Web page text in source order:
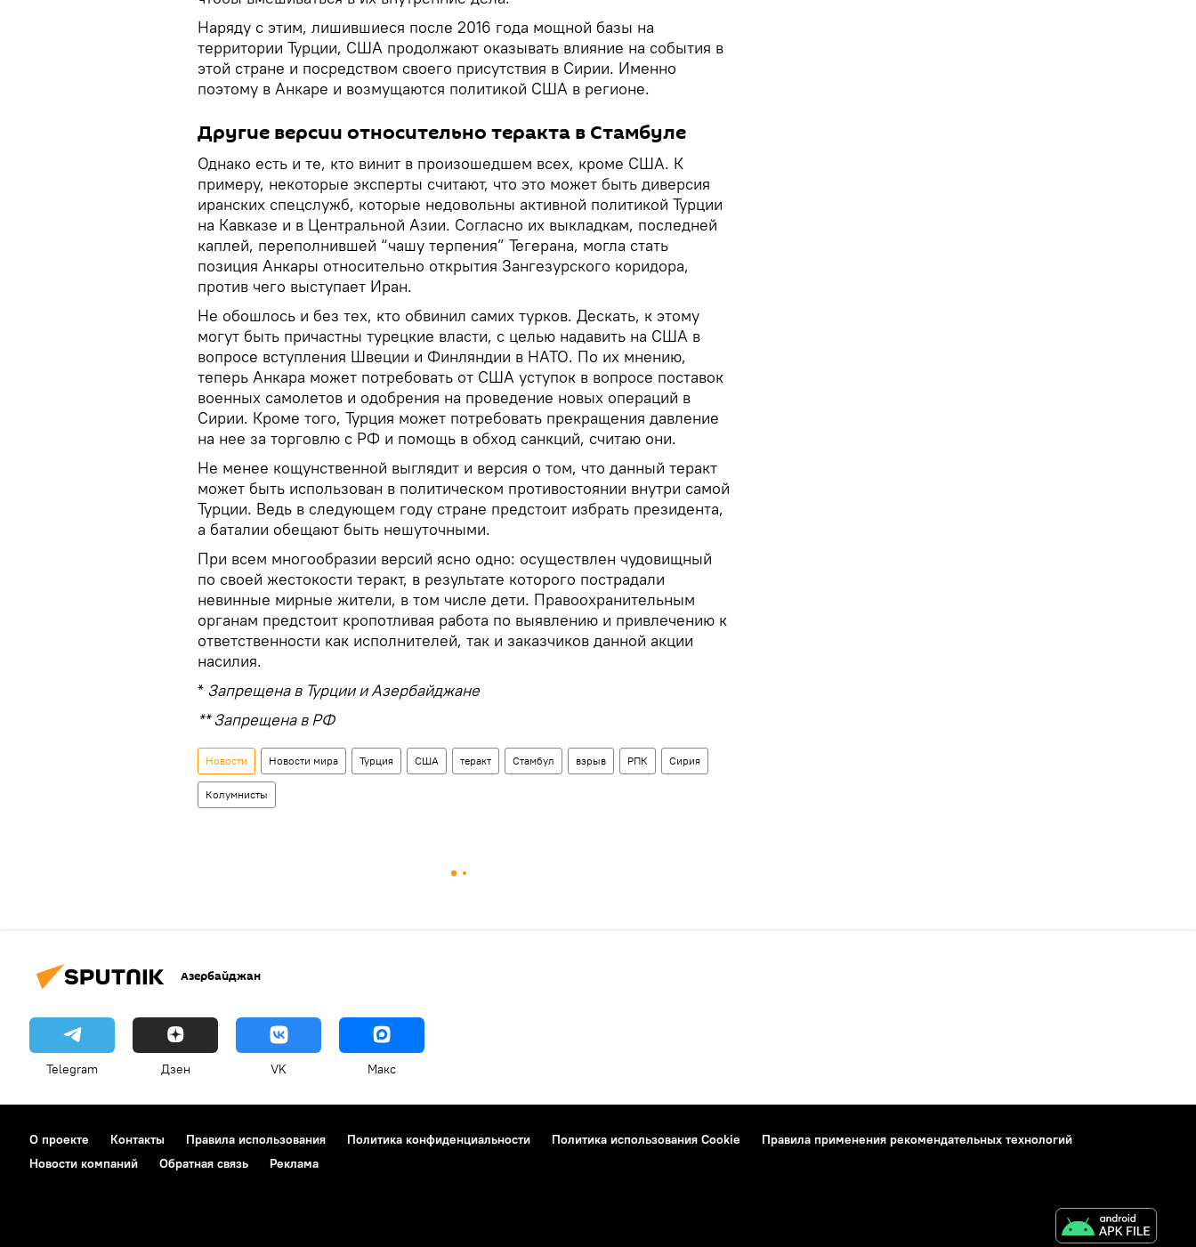
Наряду с этим, лишившиеся после 2016 года мощной базы на
территории Турции, США продолжают оказывать влияние на события в
этой стране и посредством своего присутствия в Сирии. Именно
поэтому в Анкаре и возмущаются политикой США в регионе.
Другие версии относительно теракта в Стамбуле
Однако есть и те, кто винит в произошедшем всех, кроме США. К
примеру, некоторые эксперты считают, что это может быть диверсия
иранских спецслужб, которые недовольны активной политикой Турции
на Кавказе и в Центральной Азии. Согласно их выкладкам, последней
каплей, переполнившей “чашу терпения” Тегерана, могла стать
позиция Анкары относительно открытия Зангезурского коридора,
против чего выступает Иран.
Не обошлось и без тех, кто обвинил самих турков. Дескать, к этому
могут быть причастны турецкие власти, с целью надавить на США в
вопросе вступления Швеции и Финляндии в НАТО. По их мнению,
теперь Анкара может потребовать от США уступок в вопросе поставок
военных самолетов и одобрения на проведение новых операций в
Сирии. Кроме того, Турция может потребовать прекращения давление
на нее за торговлю с РФ и помощь в обход санкций, считаю они.
Не менее кощунственной выглядит и версия о том, что данный теракт
может быть использован в политическом противостоянии внутри самой
Турции. Ведь в следующем году стране предстоит избрать президента,
а баталии обещают быть нешуточными.
При всем многообразии версий ясно одно: осуществлен чудовищный
по своей жестокости теракт, в результате которого пострадали
невинные мирные жители, в том числе дети. Правоохранительным
органам предстоит кропотливая работа по выявлению и привлечению к
ответственности как исполнителей, так и заказчиков данной акции
насилия.
* Запрещена в Турции и Азербайджане
** Запрещена в РФ
Новости Новости мира Турция США теракт Стамбул взрыв РПК Сирия
Колумнисты
Азербайджан
Telegram Дзен VK Макс
О проекте Контакты Правила использования Политика конфиденциальности Политика использования Cookie
Правила применения рекомендательных технологий
Новости компаний
Обратная связь Реклама